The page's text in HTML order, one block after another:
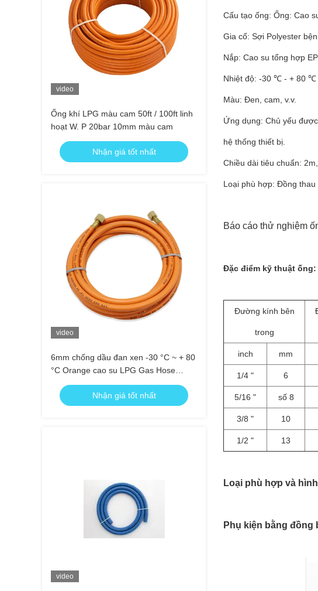
video
Ống khí LPG màu cam 50ft / 100ft linh
hoạt W. P 20bar 10mm màu cam
Nhận giá tốt nhất
video
6mm chống dầu đan xen -30 °C ~ + 80
°C Orange cao su LPG Gas Hose
Assembly
Nhận giá tốt nhất
video
Cấu tạo ống: Ống: Cao
Gia cố: Sợi Polyester bện.
Nắp: Cao su tổng hợp
Nhiệt độ: -30 ℃ - + 80 ℃
Màu: Đen, cam, v.v.
Ứng dụng: Chủ yếu
hệ thống thiết bị.
Chiều dài tiêu chuẩn:
Loại phù hợp: Đồng
Báo cáo thử nghiệm
Đặc điểm kỹ thuật ống:
Đường kính bên
trong
inch mm
1/4 " 6
5/16 " số 8
3/8 " 10
1/2 " 13
Loại phù hợp và
Phụ kiện bằng đồng